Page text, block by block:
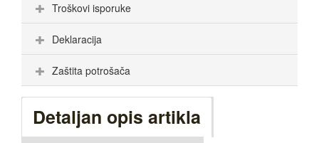
Troškovi isporuke
Deklaracija
Zaštita potrošača
Detaljan opis artikla